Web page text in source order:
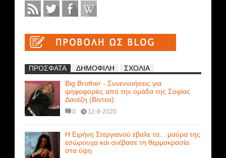
ΠΡΟΣΦΑΤΑ ΔΗΜΟΦΙΛΗ
ΣΧΟΛΙΑ
Big Brother - Συνεννοήσεις για
ψηφοφορίες από την ομάδα της Σοφίας
Δανέζη (Βίντεο)
0 12-8-2020
Η Ειρήνη Στεργιανού έβαλε τα... μαύρα της
εσώρουχα και ανέβασε τη θερμοκρασία
στα ύψη